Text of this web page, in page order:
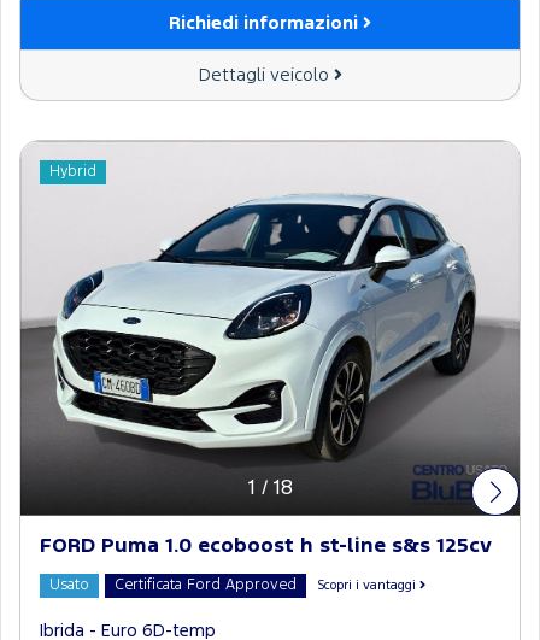
Richiedi informazioni
Dettagli veicolo
1 / 18
Hybrid
FORD Puma 1.0 ecoboost h st-line s&s 125cv
Usato Certificata Ford Approved Scopri i vantaggi
Ibrida - Euro 6D-temp